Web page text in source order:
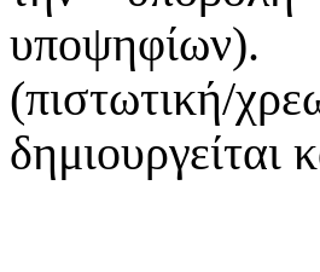
υποψηφίων).
(πιστωτική/
δημιουργείται